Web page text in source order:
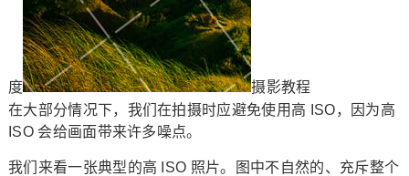
度
摄影教程
在大部分情况下，我们在拍摄时应避免使用高 ISO，因为高
ISO 会给画面带来许多噪点。
我们来看一张典型的高 ISO 照片。图中不自然的、充斥整个